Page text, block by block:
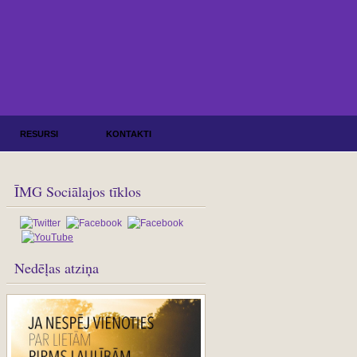
RESURSI KONTAKTI
ĪMG Sociālajos tīklos
Nedēļas atziņa